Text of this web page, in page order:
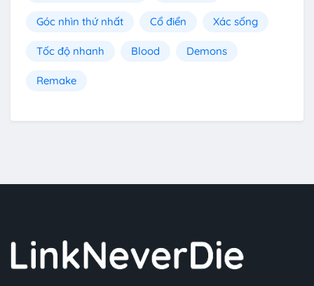
Góc nhìn thứ nhất Cổ điển Xác sống
Tốc độ nhanh Blood Demons
Remake